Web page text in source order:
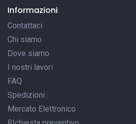
Informazioni
Contattaci
Chi siamo
Dove siamo
I nostri lavori
FAQ
Spedizioni
Mercato Elettronico